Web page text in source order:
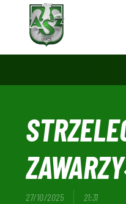
27/10/2025 21:31